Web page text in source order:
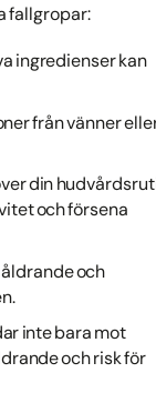
fallgropar:
ingredienser kan
från vänner
din
och försena
och
inte bara mot
och risk för